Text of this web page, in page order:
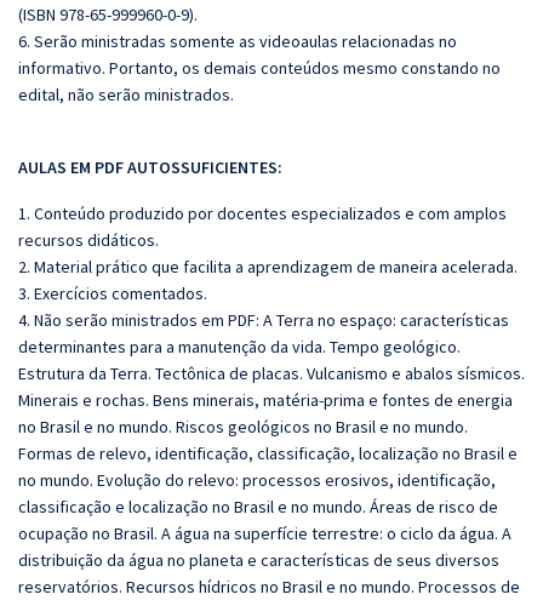
(ISBN 978-65-999960-0-9).
6. Serão ministradas somente as videoaulas relacionadas no
informativo. Portanto, os demais conteúdos mesmo constando no
edital, não serão ministrados.
AULAS EM PDF AUTOSSUFICIENTES:
1. Conteúdo produzido por docentes especializados e com amplos
recursos didáticos.
2. Material prático que facilita a aprendizagem de maneira acelerada.
3. Exercícios comentados.
4. Não serão ministrados em PDF: A Terra no espaço: características
determinantes para a manutenção da vida. Tempo geológico.
Estrutura da Terra. Tectônica de placas. Vulcanismo e abalos sísmicos.
Minerais e rochas. Bens minerais, matéria-prima e fontes de energia
no Brasil e no mundo. Riscos geológicos no Brasil e no mundo.
Formas de relevo, identificação, classificação, localização no Brasil e
no mundo. Evolução do relevo: processos erosivos, identificação,
classificação e localização no Brasil e no mundo. Áreas de risco de
ocupação no Brasil. A água na superfície terrestre: o ciclo da água. A
distribuição da água no planeta e características de seus diversos
reservatórios. Recursos hídricos no Brasil e no mundo. Processos de